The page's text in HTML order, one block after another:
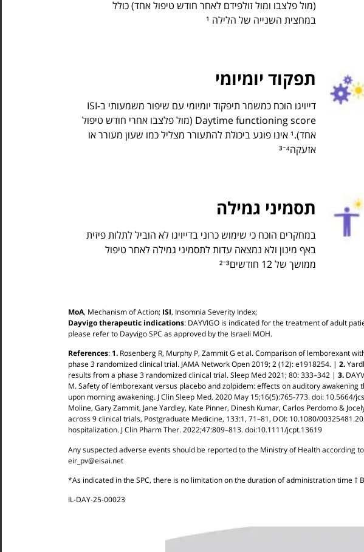
(מול פלצבו ומול זולפידם לאחר חודש טיפול אחד) כולל
במחצית השנייה של הלילה ¹
תפקוד יומיומי
דייויגו הוכח כמשמר תיפקוד יומיומי עם שיפור משמעותי ב-ISI
Daytime functioning score (מול פלצבו אחרי חודש טיפול
אחד).¹ אינו פוגע ביכולת להתעורר מצליל כמו שעון מעורר או
אזעקה³⁻⁴
תסמיני גמילה
במחקרים הוכח כי שימוש כרוני בדייויגו לא הוביל לתלות פיזית
באף מינון ולא נמצאה עדות לתסמיני גמילה לאחר טיפול
ממושך של 12 חודשים²⁻³
MoA, Mechanism of Action; ISI, Insomnia Severity Index;
Dayvigo therapeutic indications: DAYVIGO is indicated for the treatment of adult
please refer to Dayvigo SPC as approved by the Israeli MOH.
References: 1. Rosenberg R, Murphy P, Zammit G et al. Comparison of lemborexant
phase 3 randomized clinical trial. JAMA Network Open 2019;2 (12): e1918254. | 2.
results from a phase 3 randomized clinical trial. Sleep Med 2021;80: 333–342 | 3.
M. Safety of lemborexant versus placebo and zolpidem: effects on auditory
upon morning awakening. J Clin Sleep Med. 2020 May 15;16(5):765-773. doi: 10.5664/
Moline, Gary Zammit, Jane Yardley, Kate Pinner, Dinesh Kumar, Carlos Perdomo &
across 9 clinical trials, Postgraduate Medicine, 133:1, 71–81, DOI: 10.1080/
hospitalization. J Clin Pharm Ther.2022;47:809–813. doi:10.1111/jcpt.13619
Any suspected adverse events should be reported to the Ministry of Health according
eir_pv@eisai.net
*As indicated in the SPC, there is no limitation on the duration of administration time†
IL-DAY-25-00023